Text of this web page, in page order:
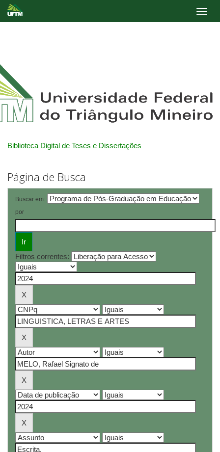
Biblioteca Digital de Teses e Dissertações
Página de Busca
Buscar em:
por
Filtros correntes: